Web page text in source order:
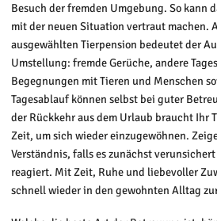
Besuch der fremden Umgebung. So kann
mit der neuen Situation vertraut machen.
ausgewählten Tierpension bedeutet der
Umstellung: fremde Gerüche, andere
Begegnungen mit Tieren und Menschen
Tagesablauf können selbst bei guter
der Rückkehr aus dem Urlaub braucht Ihr
Zeit, um sich wieder einzugewöhnen.
Verständnis, falls es zunächst
reagiert. Mit Zeit, Ruhe und liebevoller
schnell wieder in den gewohnten Alltag